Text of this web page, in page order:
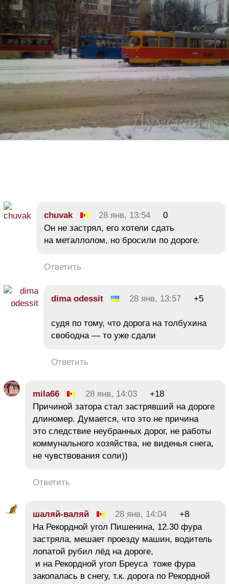
chuvak 28 янв, 13:54
0
Он не застрял, его хотели сдать
на металлолом, но бросили по дороге.
Ответить
dima odessit 28 янв, 13:57 +5
судя по тому, что дорога на толбухина
свободна — то уже сдали
Ответить
mila66 28 янв, 14:03
+18
Причиной затора стал застрявший на дороге
длиномер. Думается, что это не причина
это следствие неубранных дорог, не работы
коммунального хозяйства, не виденья снега,
не чувствования соли))
Ответить
шаляй-валяй 28 янв, 14:04
+8
На Рекордной угол Пишенина, 12.30 фура
застряла, мешает проезду машин, водитель
лопатой рубил лёд на дороге,
и на Рекордной угол Бреуса тоже фура
закопалась в снегу, т.к. дорога по Рекордной